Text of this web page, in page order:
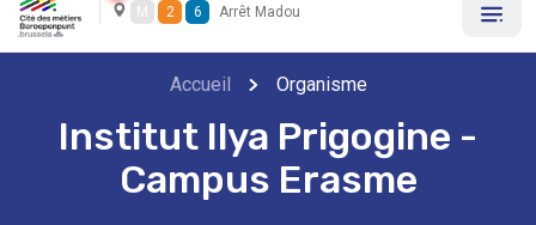
M 2 6 Arrêt Madou
Accueil Organisme
Institut Ilya Prigogine -
Campus Erasme